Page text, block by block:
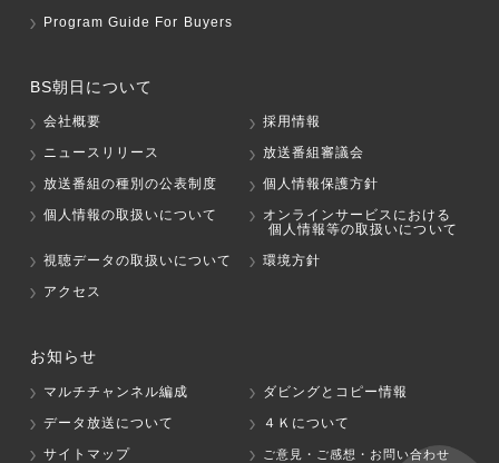
Program Guide For Buyers
BS朝日について
会社概要
採用情報
ニュースリリース
放送番組審議会
放送番組の種別の公表制度
個人情報保護方針
個人情報の取扱いについて
オンラインサービスにおける
個人情報等の取扱いについて
視聴データの取扱いについて
環境方針
アクセス
お知らせ
マルチチャンネル編成
ダビングとコピー情報
データ放送について
４Ｋについて
サイトマップ
ご意見・ご感想・お問い合わせ